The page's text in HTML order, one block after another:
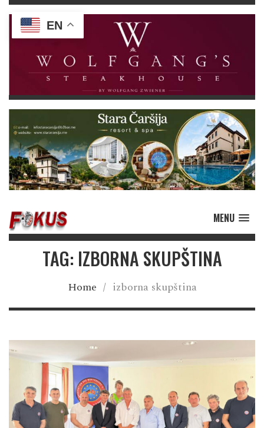
MENU
TAG: IZBORNA SKUPŠTINA
Home / izborna skupština
EN